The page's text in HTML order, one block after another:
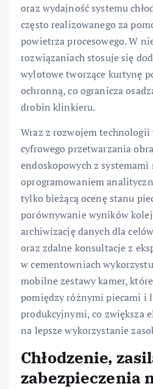
oraz wydajność systemu
często realizowanego za
powietrza procesowego. W
rozwiązaniach stosuje się
wylotowe tworzące kurtynę
ochronną, co ogranicza
drobin klinkieru.
Wraz z rozwojem technologii
cyfrowego przetwarzania
endoskopowych z
oprogramowaniem
tylko bieżącą ocenę stanu
porównywanie wyników
archiwizację danych dla
oraz zdalne konsultacje z
w cementowniach
mobilne zestawy kamer,
pomiędzy różnymi piecami i
produkcyjnymi, co zwiększa
na lepsze wykorzystanie
Chłodzenie,
zabezpieczenia